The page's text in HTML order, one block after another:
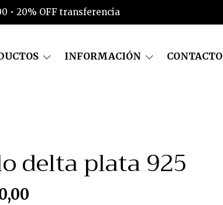
• 20% OFF transferencia
INFORMACIÓN CONTACTO
delta plata 925